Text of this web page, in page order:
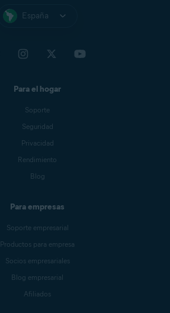
España
Para el hogar
Soporte
Seguridad
Privacidad
Rendimiento
Blog
Para empresas
Soporte empresarial
Productos para empresa
Socios empresariales
Blog empresarial
Afiliados